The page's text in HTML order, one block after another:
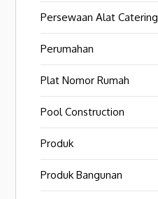
Persewaan Alat Catering
Perumahan
Plat Nomor Rumah
Pool Construction
Produk
Produk Bangunan